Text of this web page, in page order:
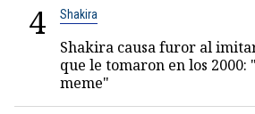
4 Shakira
Shakira causa furor al
que le tomaron en los 2000:
meme"